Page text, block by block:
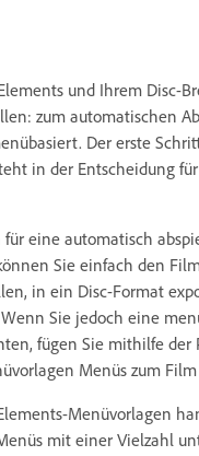
und Ihrem Disc-
zum automatischen
Der erste
in der Entscheidung
eine automatisch
Sie einfach den
in ein Disc-Format
Sie jedoch eine
fügen Sie mithilfe der
Menüs zum
Menüvorlagen
mit einer Vielzahl